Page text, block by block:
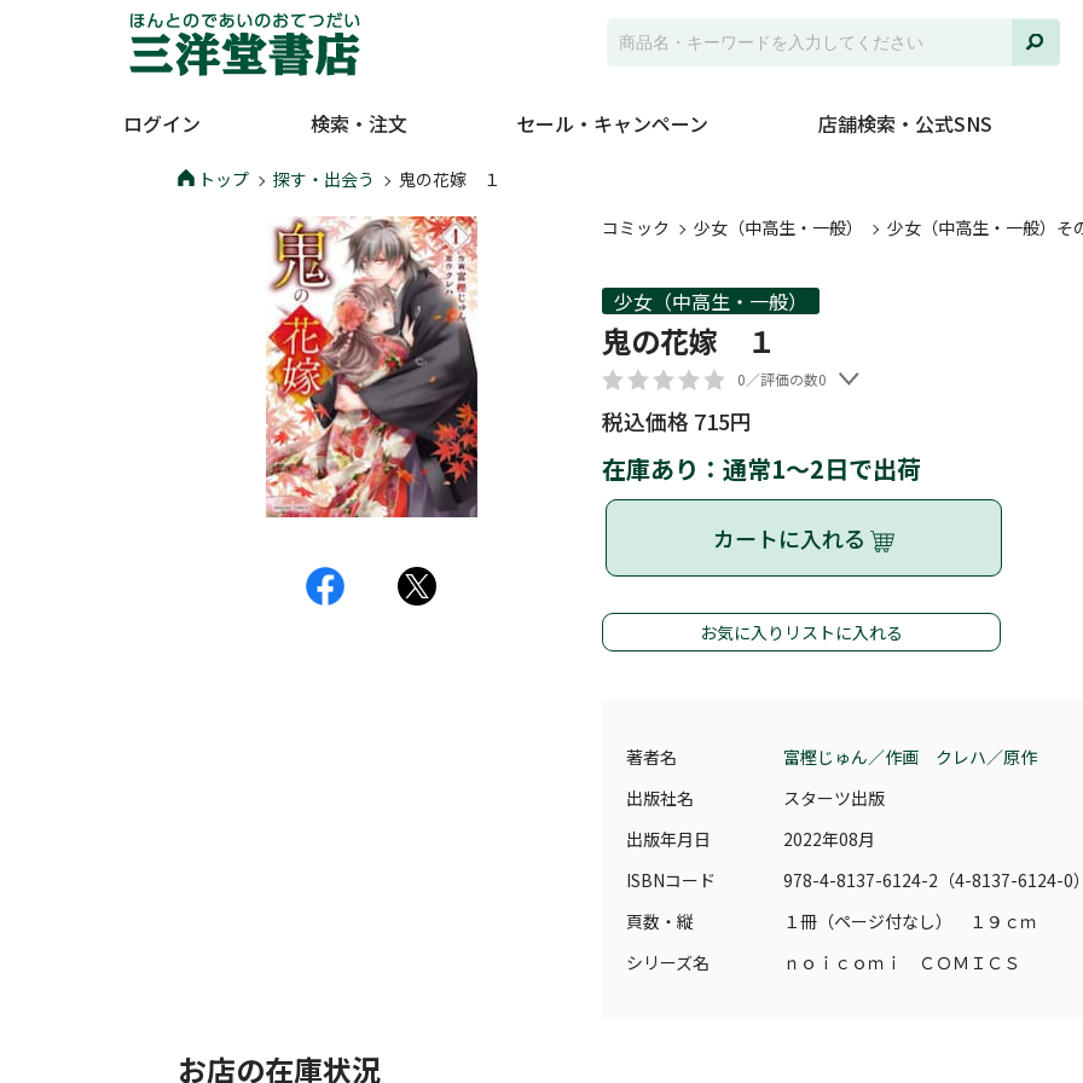
ログイン 検索・注文 セール・キャンペーン 店舗検索・公式SNS
トップ 探す・出会う
鬼の花嫁 １
コミック
少女（中高生・一般） 少女（中高生・一般）そ
少女（中高生・一般）
鬼の花嫁 １
0／評価の数0
税込価格 715円
在庫あり：通常1～2日で出荷
カートに入れる
お気に入りリストに入れる
著者名
富樫じゅん／作画 クレハ／原作
出版社名
スターツ出版
出版年月日
2022年08月
ISBNコード
978-4-8137-6124-2（4-8137-6124-0
頁数・縦
１冊（ページ付なし） １９ｃｍ
シリーズ名
ｎｏｉｃｏｍｉ ＣＯＭＩＣＳ
お店の在庫状況